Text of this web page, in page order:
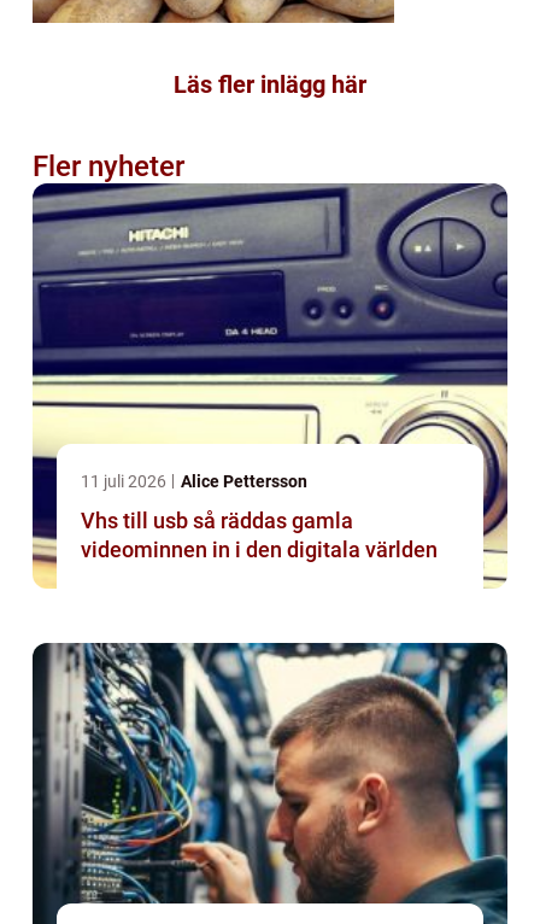
Läs fler inlägg här
Fler nyheter
11 juli 2026 Alice Pettersson
Vhs till usb så räddas gamla
videominnen in i den digitala världen